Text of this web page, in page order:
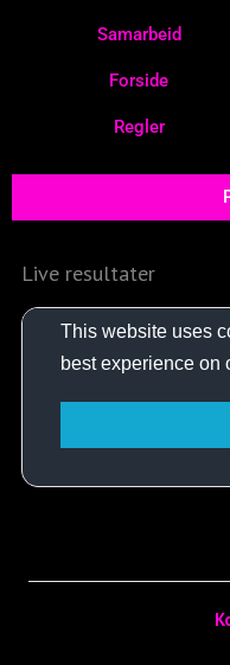
Samarbeid
Forside
Regler
Live resultater